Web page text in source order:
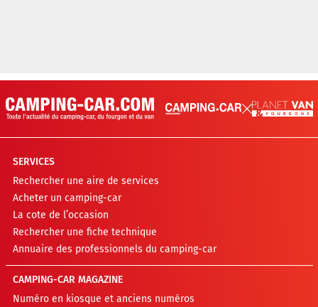
SERVICES
Rechercher une aire de services
Acheter un camping-car
La cote de l’occasion
Rechercher une fiche technique
Annuaire des professionnels du camping-car
CAMPING-CAR MAGAZINE
Numéro en kiosque et anciens numéros